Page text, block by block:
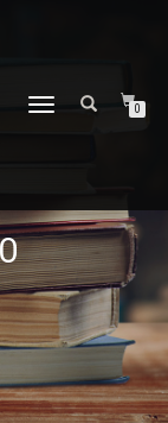
NAVEGACIÓN
0